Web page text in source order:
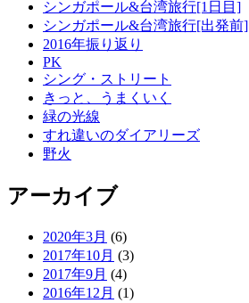
シンガポール&台湾旅行[1日目]
シンガポール&台湾旅行[出発前]
2016年振り返り
PK
シング・ストリート
きっと、うまくいく
緑の光線
すれ違いのダイアリーズ
野火
アーカイブ
2020年3月 (6)
2017年10月 (3)
2017年9月 (4)
2016年12月 (1)